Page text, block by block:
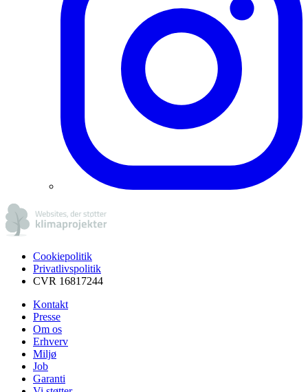
Cookiepolitik
Privatlivspolitik
CVR 16817244
Kontakt
Presse
Om os
Erhverv
Miljø
Job
Garanti